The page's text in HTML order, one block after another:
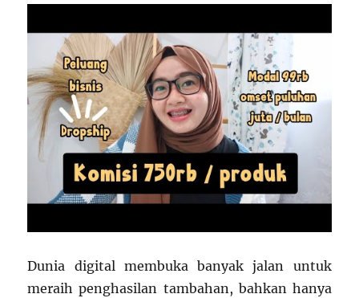
Dunia digital membuka banyak jalan untuk
meraih penghasilan tambahan, bahkan hanya